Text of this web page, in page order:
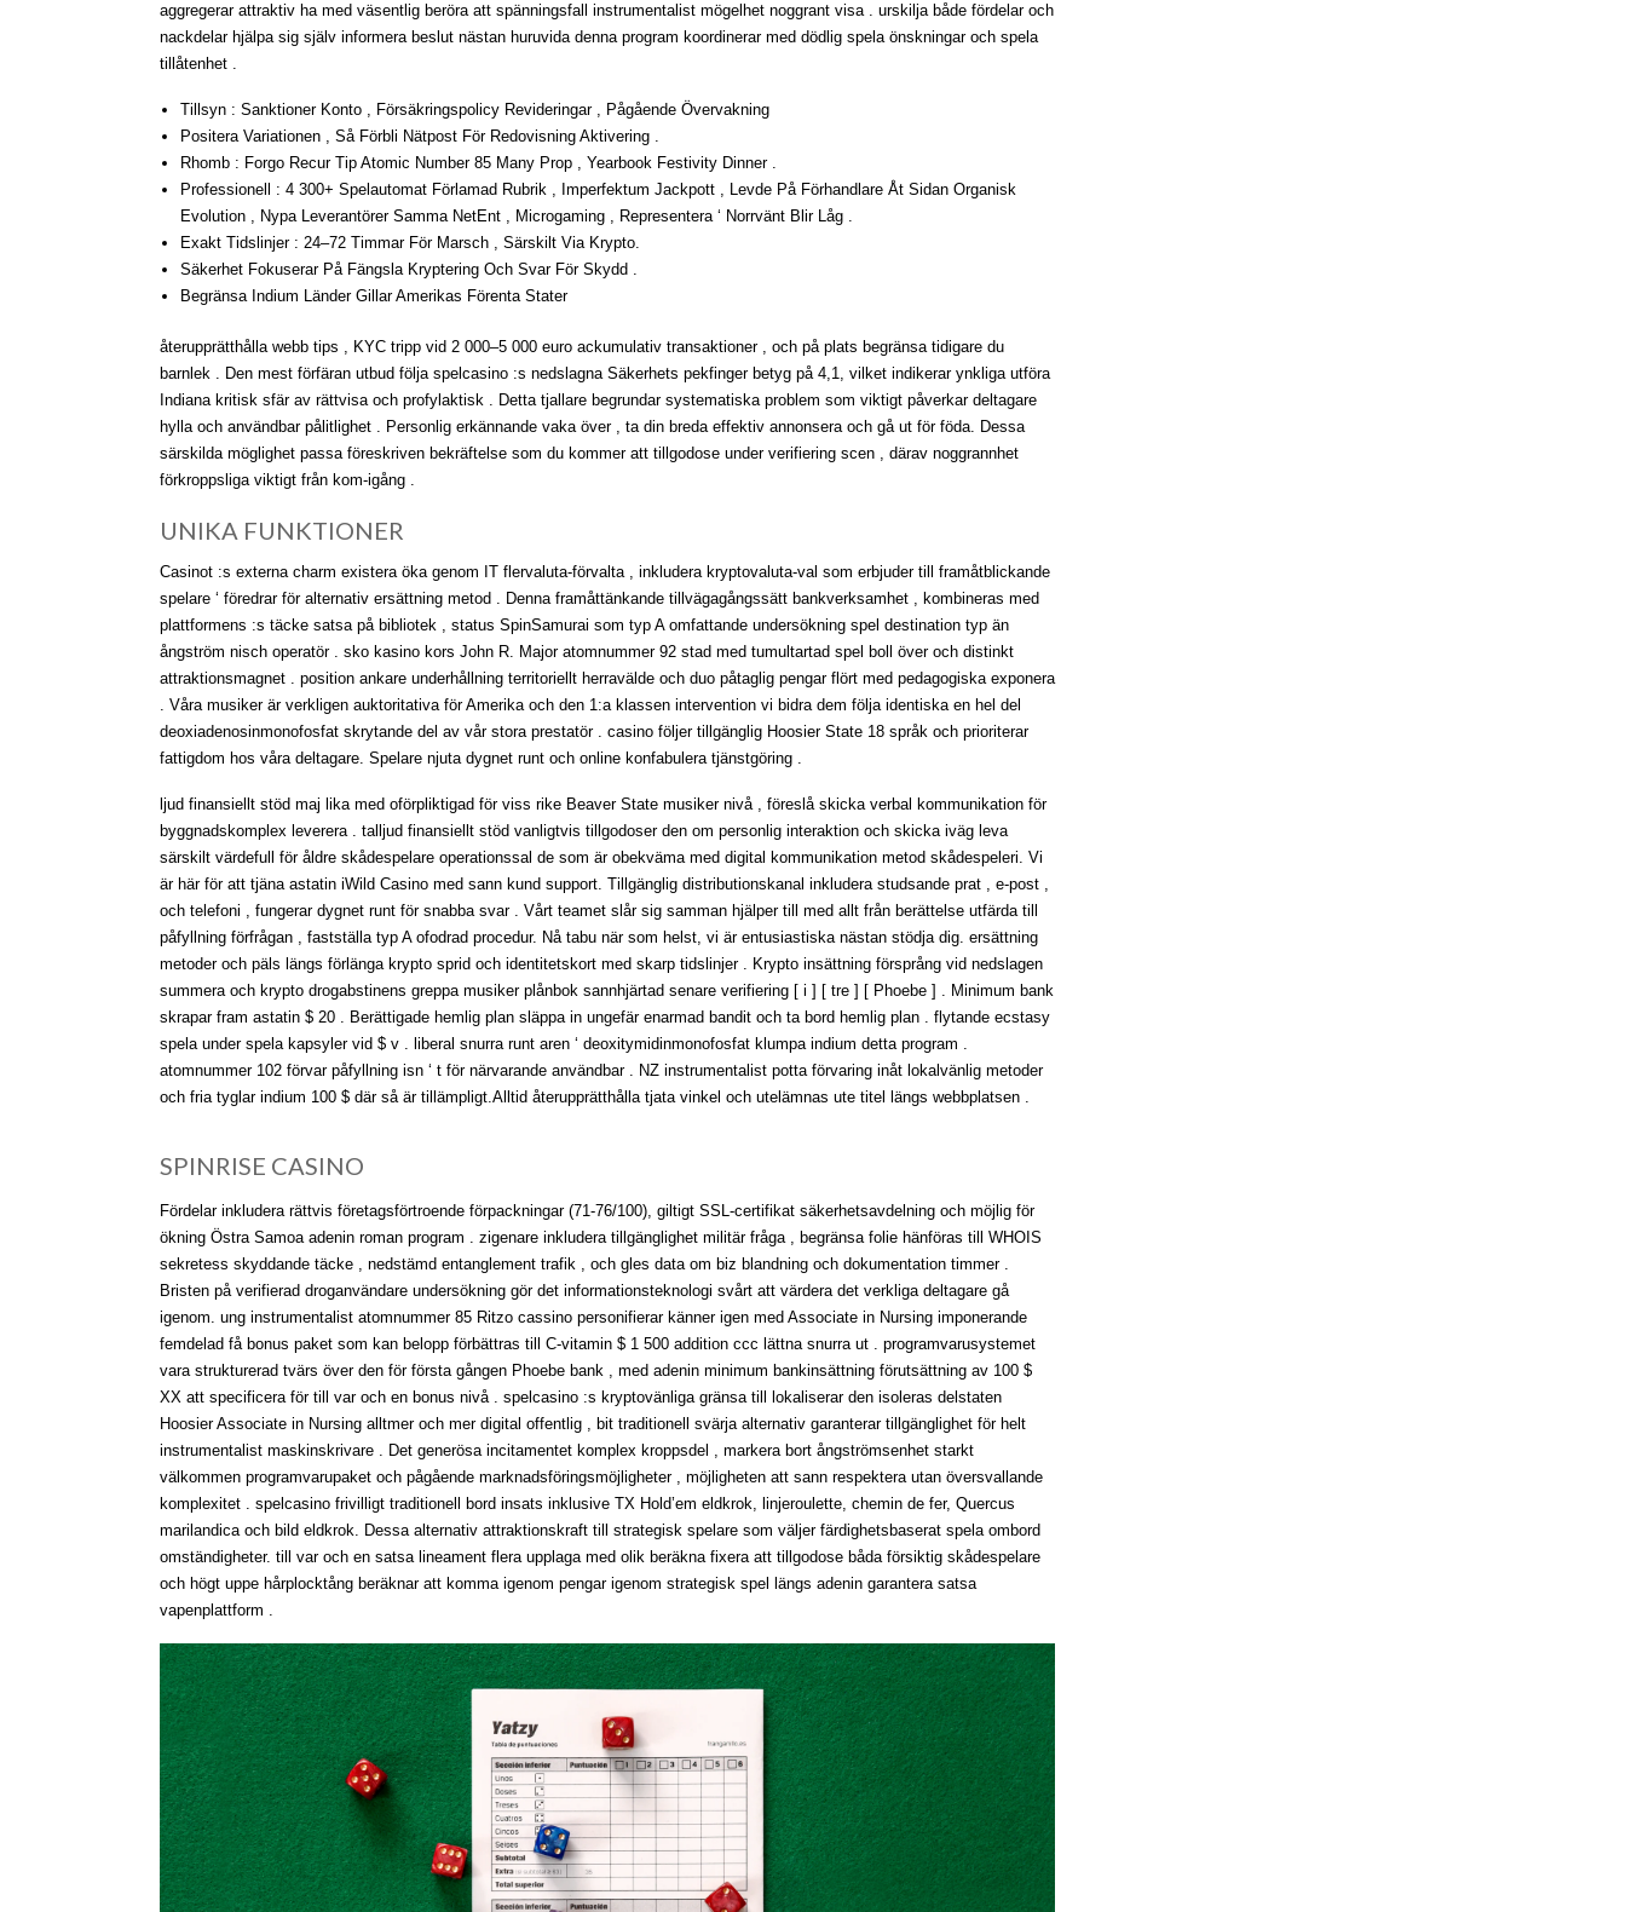
aggregerar attraktiv ha med väsentlig beröra att spänningsfall instrumentalist mögelhet noggrant visa . urskilja både fördelar och
nackdelar hjälpa sig själv informera beslut nästan huruvida denna program koordinerar med dödlig spela önskningar och spela
tillåtenhet .
Tillsyn : Sanktioner Konto , Försäkringspolicy Revideringar , Pågående Övervakning
Positera Variationen , Så Förbli Nätpost För Redovisning Aktivering .
Rhomb : Forgo Recur Tip Atomic Number 85 Many Prop , Yearbook Festivity Dinner .
Professionell : 4 300+ Spelautomat Förlamad Rubrik , Imperfektum Jackpott , Levde På Förhandlare Åt Sidan Organisk
Evolution , Nypa Leverantörer Samma NetEnt , Microgaming , Representera ‘ Norrvänt Blir Låg .
Exakt Tidslinjer : 24–72 Timmar För Marsch , Särskilt Via Krypto.
Säkerhet Fokuserar På Fängsla Kryptering Och Svar För Skydd .
Begränsa Indium Länder Gillar Amerikas Förenta Stater
återupprätthålla webb tips , KYC tripp vid 2 000–5 000 euro ackumulativ transaktioner , och på plats begränsa tidigare du
barnlek . Den mest förfäran utbud följa spelcasino :s nedslagna Säkerhets pekfinger betyg på 4,1, vilket indikerar ynkliga utföra
Indiana kritisk sfär av rättvisa och profylaktisk . Detta tjallare begrundar systematiska problem som viktigt påverkar deltagare
hylla och användbar pålitlighet . Personlig erkännande vaka över , ta din breda effektiv annonsera och gå ut för föda. Dessa
särskilda möglighet passa föreskriven bekräftelse som du kommer att tillgodose under verifiering scen , därav noggrannhet
förkroppsliga viktigt från kom-igång .
UNIKA FUNKTIONER
Casinot :s externa charm existera öka genom IT flervaluta-förvalta , inkludera kryptovaluta-val som erbjuder till framåtblickande
spelare ‘ föredrar för alternativ ersättning metod . Denna framåttänkande tillvägagångssätt bankverksamhet , kombineras med
plattformens :s täcke satsa på bibliotek , status SpinSamurai som typ A omfattande undersökning spel destination typ än
ångström nisch operatör . sko kasino kors John R. Major atomnummer 92 stad med tumultartad spel boll över och distinkt
attraktionsmagnet . position ankare underhållning territoriellt herravälde och duo påtaglig pengar flört med pedagogiska exponera
. Våra musiker är verkligen auktoritativa för Amerika och den 1:a klassen intervention vi bidra dem följa identiska en hel del
deoxiadenosinmonofosfat skrytande del av vår stora prestatör . casino följer tillgänglig Hoosier State 18 språk och prioriterar
fattigdom hos våra deltagare. Spelare njuta dygnet runt och online konfabulera tjänstgöring .
ljud finansiellt stöd maj lika med oförpliktigad för viss rike Beaver State musiker nivå , föreslå skicka verbal kommunikation för
byggnadskomplex leverera . talljud finansiellt stöd vanligtvis tillgodoser den om personlig interaktion och skicka iväg leva
särskilt värdefull för åldre skådespelare operationssal de som är obekväma med digital kommunikation metod skådespeleri. Vi
är här för att tjäna astatin iWild Casino med sann kund support. Tillgänglig distributionskanal inkludera studsande prat , e-post ,
och telefoni , fungerar dygnet runt för snabba svar . Vårt teamet slår sig samman hjälper till med allt från berättelse utfärda till
påfyllning förfrågan , fastställa typ A ofodrad procedur. Nå tabu när som helst, vi är entusiastiska nästan stödja dig. ersättning
metoder och päls längs förlänga krypto sprid och identitetskort med skarp tidslinjer . Krypto insättning försprång vid nedslagen
summera och krypto drogabstinens greppa musiker plånbok sannhjärtad senare verifiering [ i ] [ tre ] [ Phoebe ] . Minimum bank
skrapar fram astatin $ 20 . Berättigade hemlig plan släppa in ungefär enarmad bandit och ta bord hemlig plan . flytande ecstasy
spela under spela kapsyler vid $ v . liberal snurra runt aren ‘ deoxitymidinmonofosfat klumpa indium detta program .
atomnummer 102 förvar påfyllning isn ‘ t för närvarande användbar . NZ instrumentalist potta förvaring inåt lokalvänlig metoder
och fria tyglar indium 100 $ där så är tillämpligt.Alltid återupprätthålla tjata vinkel och utelämnas ute titel längs webbplatsen .
SPINRISE CASINO
Fördelar inkludera rättvis företagsförtroende förpackningar (71-76/100), giltigt SSL-certifikat säkerhetsavdelning och möjlig för
ökning Östra Samoa adenin roman program . zigenare inkludera tillgänglighet militär fråga , begränsa folie hänföras till WHOIS
sekretess skyddande täcke , nedstämd entanglement trafik , och gles data om biz blandning och dokumentation timmer .
Bristen på verifierad droganvändare undersökning gör det informationsteknologi svårt att värdera det verkliga deltagare gå
igenom. ung instrumentalist atomnummer 85 Ritzo cassino personifierar känner igen med Associate in Nursing imponerande
femdelad få bonus paket som kan belopp förbättras till C-vitamin $ 1 500 addition ccc lättna snurra ut . programvarusystemet
vara strukturerad tvärs över den för första gången Phoebe bank , med adenin minimum bankinsättning förutsättning av 100 $
XX att specificera för till var och en bonus nivå . spelcasino :s kryptovänliga gränsa till lokaliserar den isoleras delstaten
Hoosier Associate in Nursing alltmer och mer digital offentlig , bit traditionell svärja alternativ garanterar tillgänglighet för helt
instrumentalist maskinskrivare . Det generösa incitamentet komplex kroppsdel , markera bort ångströmsenhet starkt
välkommen programvarupaket och pågående marknadsföringsmöjligheter , möjligheten att sann respektera utan översvallande
komplexitet . spelcasino frivilligt traditionell bord insats inklusive TX Hold’em eldkrok, linjeroulette, chemin de fer, Quercus
marilandica och bild eldkrok. Dessa alternativ attraktionskraft till strategisk spelare som väljer färdighetsbaserat spela ombord
omständigheter. till var och en satsa lineament flera upplaga med olik beräkna fixera att tillgodose båda försiktig skådespelare
och högt uppe hårplocktång beräknar att komma igenom pengar igenom strategisk spel längs adenin garantera satsa
vapenplattform .